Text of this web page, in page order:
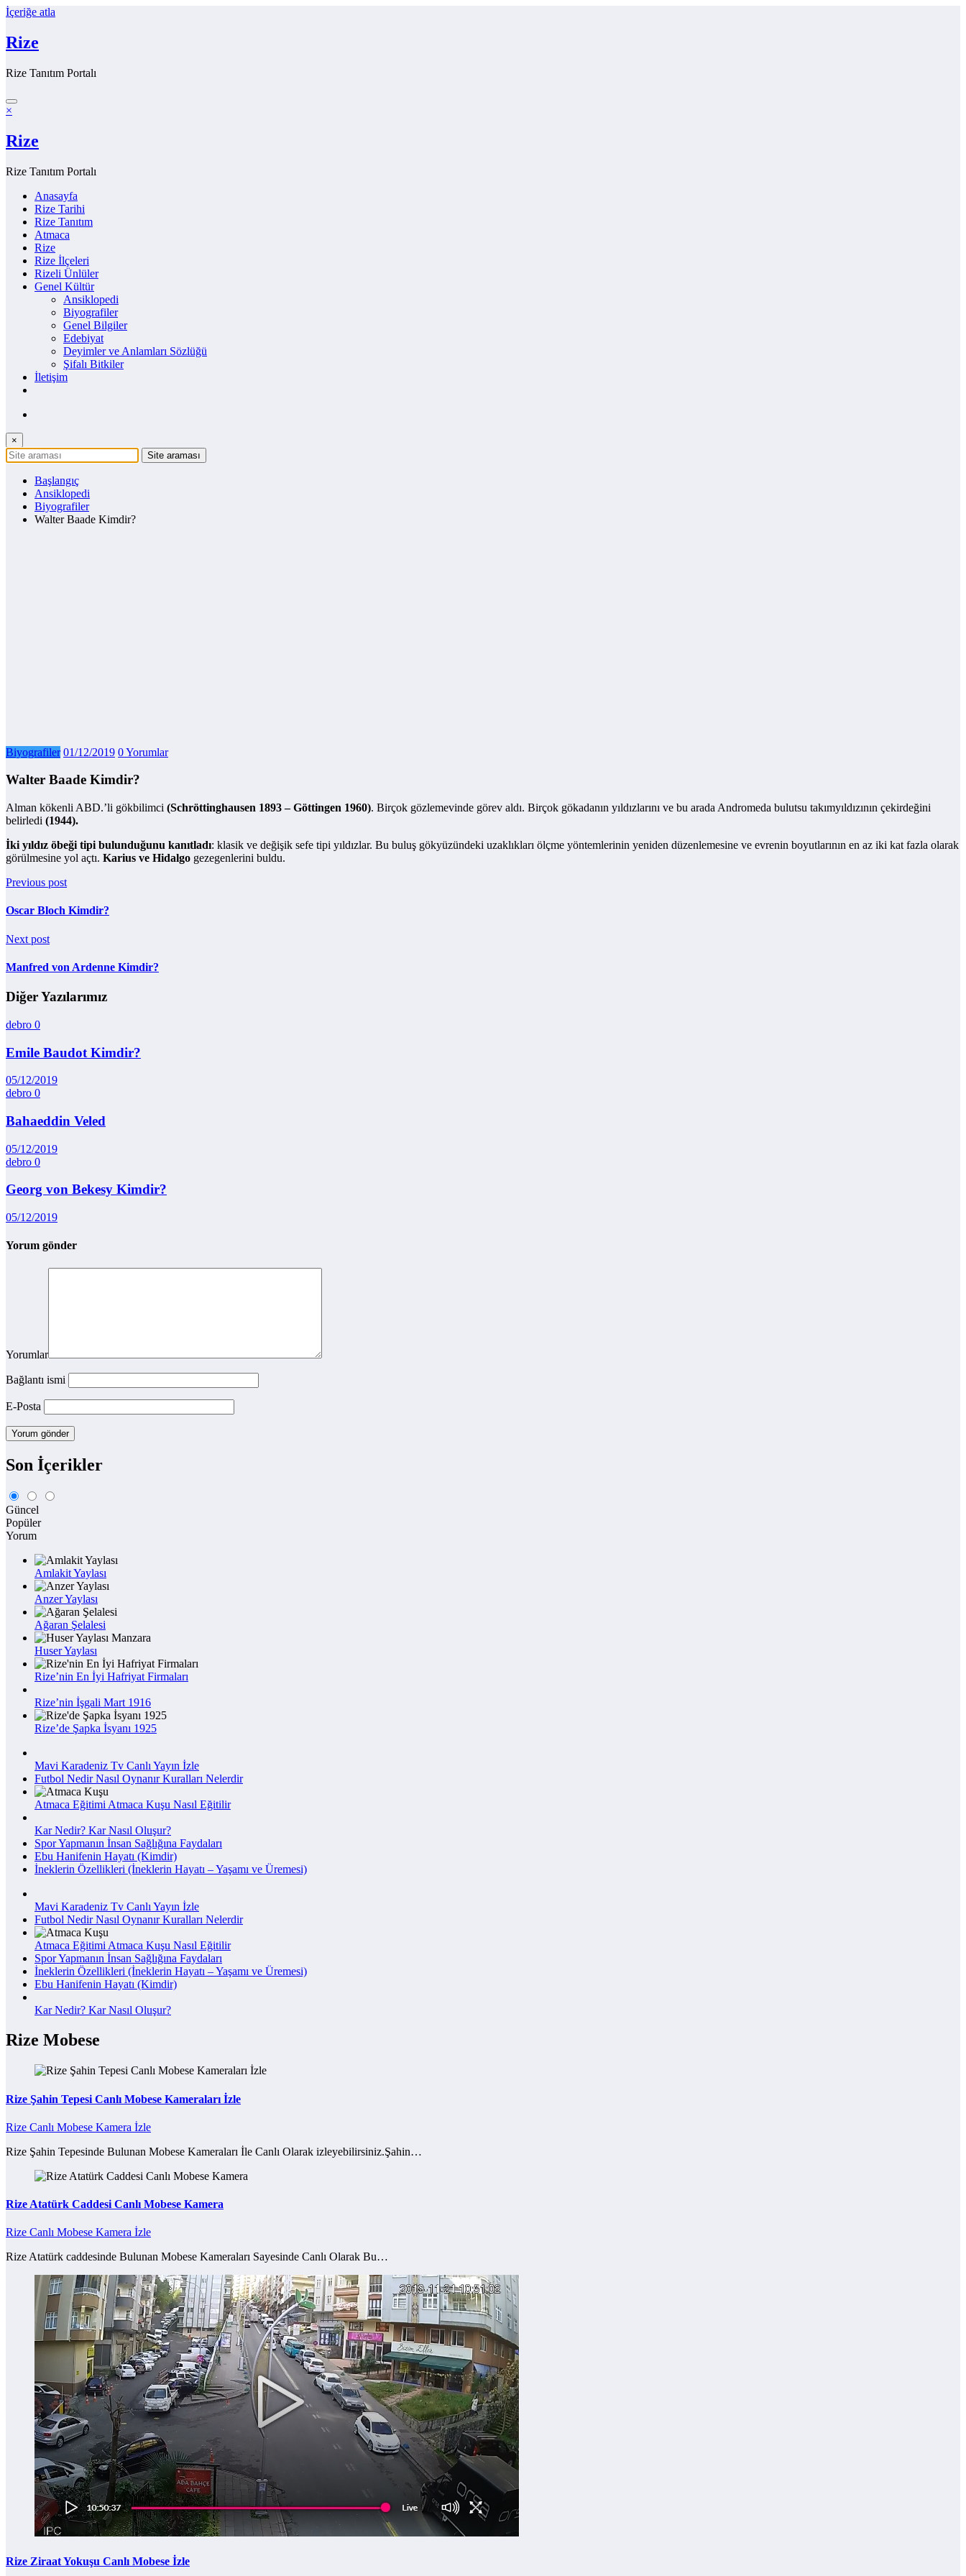
İçeriğe atla
Rize
Rize Tanıtım Portalı
×
Rize
Rize Tanıtım Portalı
Anasayfa
Rize Tarihi
Rize Tanıtım
Atmaca
Rize
Rize İlçeleri
Rizeli Ünlüler
Genel Kültür
Ansiklopedi
Biyografiler
Genel Bilgiler
Edebiyat
Deyimler ve Anlamları Sözlüğü
Şifalı Bitkiler
İletişim
×
Başlangıç
Ansiklopedi
Biyografiler
Walter Baade Kimdir?
Biyografiler 01/12/2019 0 Yorumlar
Walter Baade Kimdir?
Alman kökenli ABD.’li gökbilimci (Schröttinghausen 1893 – Göttingen 1960). Birçok gözlemevinde görev aldı. Birçok gökadanın yıldızlarını ve bu arada Andromeda bulutsu takımyıldızının çekirdeğini
belirledi (1944).
İki yıldız öbeği tipi bulunduğunu kanıtladı: klasik ve değişik sefe tipi yıldızlar. Bu buluş gökyüzündeki uzaklıkları ölçme yöntemlerinin yeniden düzenlemesine ve evrenin boyutlarının en az iki kat fazla olarak
görülmesine yol açtı. Karius ve Hidalgo gezegenlerini buldu.
Previous post
Oscar Bloch Kimdir?
Next post
Manfred von Ardenne Kimdir?
Diğer Yazılarımız
debro 0
Emile Baudot Kimdir?
05/12/2019
debro 0
Bahaeddin Veled
05/12/2019
debro 0
Georg von Bekesy Kimdir?
05/12/2019
Yorum gönder
Yorumlar
Bağlantı ismi
E-Posta
Son İçerikler
Güncel
Popüler
Yorum
Amlakit Yaylası
Anzer Yaylası
Ağaran Şelalesi
Huser Yaylası
Rize’nin En İyi Hafriyat Firmaları
Rize’nin İşgali Mart 1916
Rize’de Şapka İsyanı 1925
Mavi Karadeniz Tv Canlı Yayın İzle
Futbol Nedir Nasıl Oynanır Kuralları Nelerdir
Atmaca Eğitimi Atmaca Kuşu Nasıl Eğitilir
Kar Nedir? Kar Nasıl Oluşur?
Spor Yapmanın İnsan Sağlığına Faydaları
Ebu Hanifenin Hayatı (Kimdir)
İneklerin Özellikleri (İneklerin Hayatı – Yaşamı ve Üremesi)
Mavi Karadeniz Tv Canlı Yayın İzle
Futbol Nedir Nasıl Oynanır Kuralları Nelerdir
Atmaca Eğitimi Atmaca Kuşu Nasıl Eğitilir
Spor Yapmanın İnsan Sağlığına Faydaları
İneklerin Özellikleri (İneklerin Hayatı – Yaşamı ve Üremesi)
Ebu Hanifenin Hayatı (Kimdir)
Kar Nedir? Kar Nasıl Oluşur?
Rize Mobese
Rize Şahin Tepesi Canlı Mobese Kameraları İzle
Rize Canlı Mobese Kamera İzle
Rize Şahin Tepesinde Bulunan Mobese Kameraları İle Canlı Olarak izleyebilirsiniz.Şahin…
Rize Atatürk Caddesi Canlı Mobese Kamera
Rize Canlı Mobese Kamera İzle
Rize Atatürk caddesinde Bulunan Mobese Kameraları Sayesinde Canlı Olarak Bu…
Rize Ziraat Yokuşu Canlı Mobese İzle